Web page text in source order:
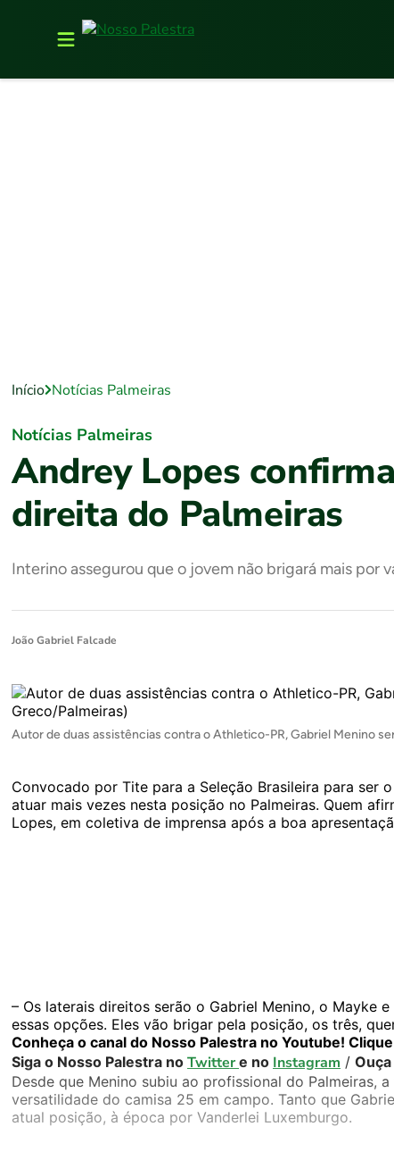
Início Notícias Palmeiras
Notícias Palmeiras
Andrey Lopes
direita do Palmeiras
Interino assegurou que o jovem não brigará mais por
João Gabriel Falcade
Autor de duas assistências contra o Athletico-PR, Gabriel Menino
Convocado por Tite para a Seleção Brasileira para ser
atuar mais vezes nesta posição no Palmeiras. Quem
Lopes, em coletiva de imprensa após a boa
– Os laterais direitos serão o Gabriel Menino, o Mayke
essas opções. Eles vão brigar pela posição, os três,
Conheça o canal do Nosso Palestra no Youtube! Clique
Siga o Nosso Palestra no Twitter e no Instagram /
Desde que Menino subiu ao profissional do Palmeiras,
versatilidade do camisa 25 em campo. Tanto que
atual posição, à época por Vanderlei Luxemburgo.